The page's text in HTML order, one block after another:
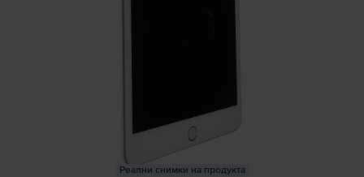
Реални снимки на продукта